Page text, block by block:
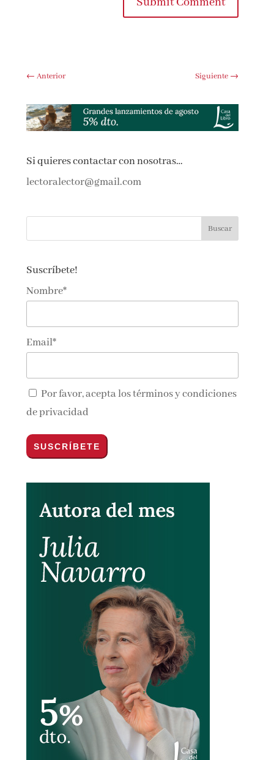
←Anterior Siguiente→
Si quieres contactar con nosotras…
lectoralector@gmail.com
Suscríbete!
Nombre*
Email*
Por favor, acepta lostérminos y condiciones
de privacidad